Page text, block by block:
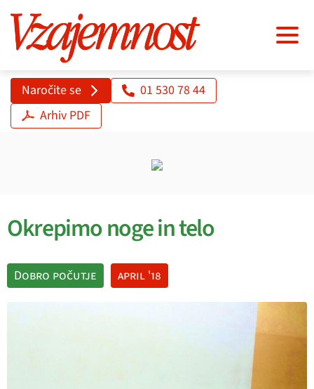
Naročite se
01 530 78 44
Arhiv PDF
Okrepimo noge in telo
Dobro počutje april '18